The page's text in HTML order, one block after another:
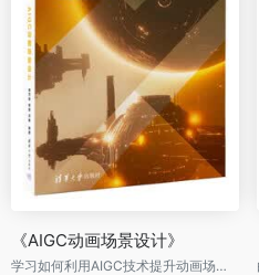
《AIGC动画场景设计》
学习如何利用AIGC技术提升动画场景设计的效率与质量，探索AIGC在动画领域的无限可能